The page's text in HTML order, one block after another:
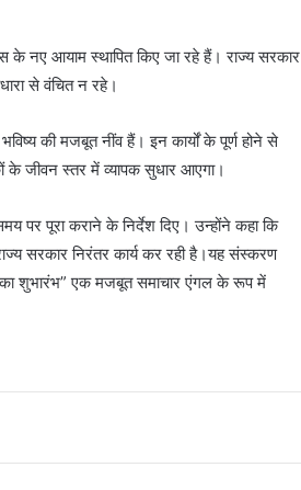
के नए आयाम स्थापित किए जा रहे हैं। राज्य सरकार
से वंचित न रहे।
की मजबूत नींव हैं। इन कार्यों के पूर्ण होने से
के जीवन स्तर में व्यापक सुधार आएगा।
पर पूरा कराने के निर्देश दिए। उन्होंने कहा कि
सरकार निरंतर कार्य कर रही है।यह संस्करण
का शुभारंभ” एक मजबूत समाचार एंगल के रूप में